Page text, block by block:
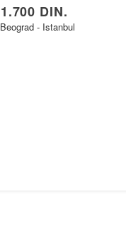
DIN.
- Istanbul